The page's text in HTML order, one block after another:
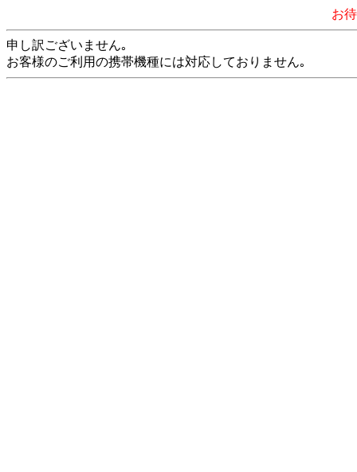
お
申し訳ございません｡
お客様のご利用の携帯機種には対応しておりません｡